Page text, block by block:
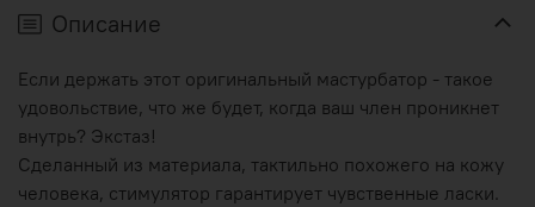
Описание
Если держать этот оригинальный мастурбатор - такое
удовольствие, что же будет, когда ваш член проникнет
внутрь? Экстаз!
Сделанный из материала, тактильно похожего на кожу
человека, стимулятор гарантирует чувственные ласки.